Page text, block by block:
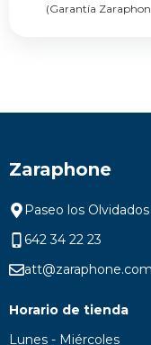
(Garantía
Zaraphone
Paseo los
642 34 22 23
att@zaraphone.com
Horario de tienda
Lunes - Miércoles